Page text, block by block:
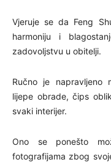
Vjeruje se da Feng
harmoniju i
zadovoljstvu u obitelji.
Ručno je napravljeno
lijepe obrade, čips
svaki interijer.
Ono se ponešto
fotografijama zbog